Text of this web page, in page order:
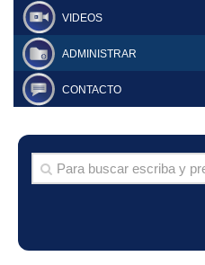
VIDEOS
ADMINISTRAR
CONTACTO